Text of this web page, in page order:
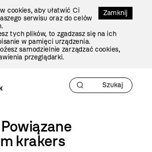
Zamknij
cookies, aby ułatwić Ci
serwisu oraz do celów
tych plików, to zgadzasz się na ich
w pamięci urządzenia.
samodzielnie zarządzać cookies,
przeglądarki.
krakers